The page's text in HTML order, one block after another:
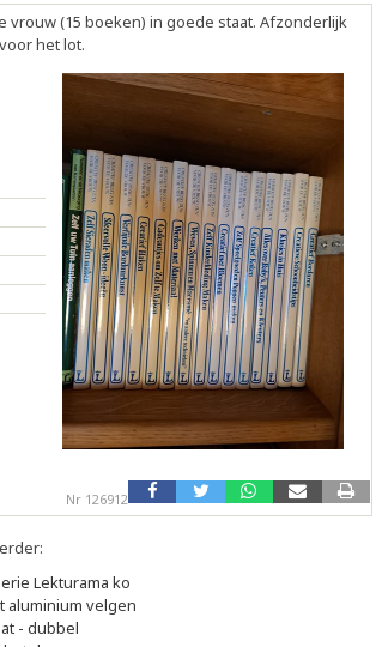
vrouw (15 boeken) in goede staat. Afzonderlijk
het lot.
Nr 126912
Lekturama ko
aluminium velgen
- dubbel